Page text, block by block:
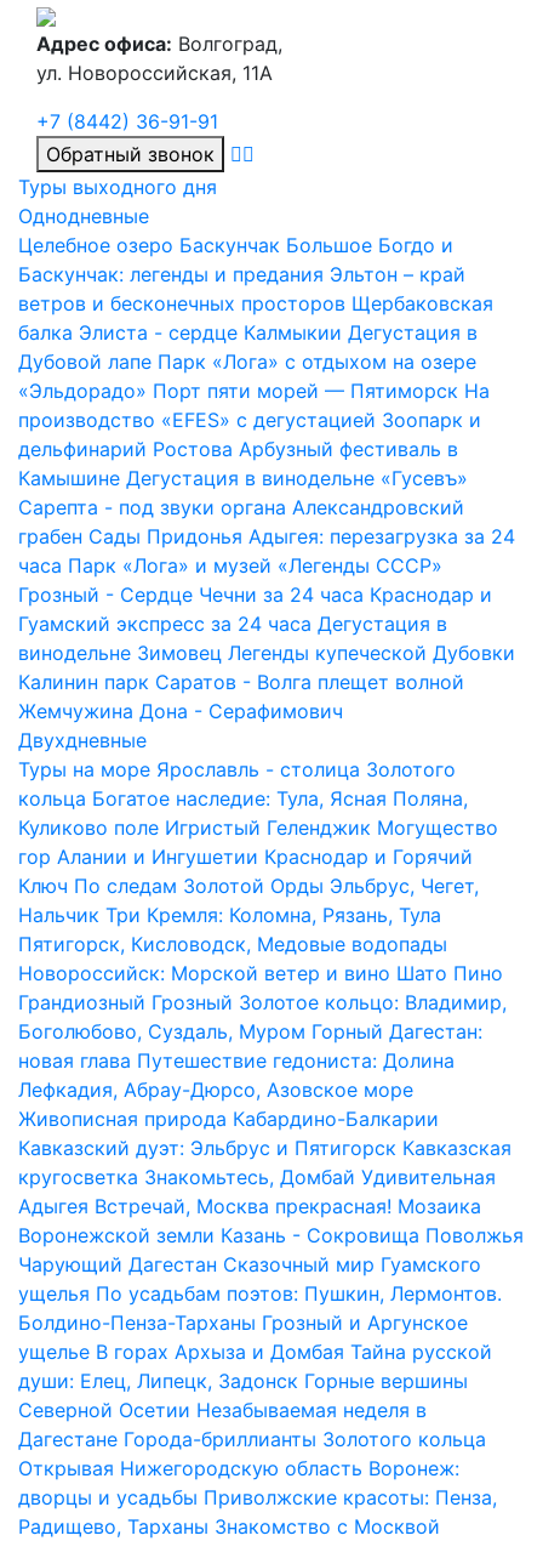
Адрес офиса: Волгоград,
ул. Новороссийская, 11А
+7 (8442) 36-91-91
Обратный звонок
Туры выходного дня
Однодневные
Целебное озеро Баскунчак Большое Богдо и
Баскунчак: легенды и предания Эльтон – край
ветров и бесконечных просторов Щербаковская
балка Элиста - сердце Калмыкии Дегустация в
Дубовой лапе Парк «Лога» с отдыхом на озере
«Эльдорадо» Порт пяти морей — Пятиморск На
производство «EFES» с дегустацией Зоопарк и
дельфинарий Ростова Арбузный фестиваль в
Камышине Дегустация в винодельне «Гусевъ»
Сарепта - под звуки органа Александровский
грабен Сады Придонья Адыгея: перезагрузка за 24
часа Парк «Лога» и музей «Легенды СССР»
Грозный - Сердце Чечни за 24 часа Краснодар и
Гуамский экспресс за 24 часа Дегустация в
винодельне Зимовец Легенды купеческой Дубовки
Калинин парк Саратов - Волга плещет волной
Жемчужина Дона - Серафимович
Двухдневные
Туры на море Ярославль - столица Золотого
кольца Богатое наследие: Тула, Ясная Поляна,
Куликово поле Игристый Геленджик Могущество
гор Алании и Ингушетии Краснодар и Горячий
Ключ По следам Золотой Орды Эльбрус, Чегет,
Нальчик Три Кремля: Коломна, Рязань, Тула
Пятигорск, Кисловодск, Медовые водопады
Новороссийск: Морской ветер и вино Шато Пино
Грандиозный Грозный Золотое кольцо: Владимир,
Боголюбово, Суздаль, Муром Горный Дагестан:
новая глава Путешествие гедониста: Долина
Лефкадия, Абрау-Дюрсо, Азовское море
Живописная природа Кабардино-Балкарии
Кавказский дуэт: Эльбрус и Пятигорск Кавказская
кругосветка Знакомьтесь, Домбай Удивительная
Адыгея Встречай, Москва прекрасная! Мозаика
Воронежской земли Казань - Сокровища Поволжья
Чарующий Дагестан Сказочный мир Гуамского
ущелья По усадьбам поэтов: Пушкин, Лермонтов.
Болдино-Пенза-Тарханы Грозный и Аргунское
ущелье В горах Архыза и Домбая Тайна русской
души: Елец, Липецк, Задонск Горные вершины
Северной Осетии Незабываемая неделя в
Дагестане Города-бриллианты Золотого кольца
Открывая Нижегородскую область Воронеж:
дворцы и усадьбы Приволжские красоты: Пенза,
Радищево, Тарханы Знакомство с Москвой